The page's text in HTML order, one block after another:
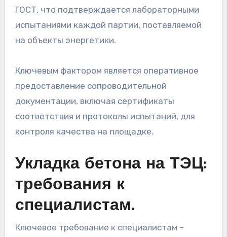
ГОСТ, что подтверждается лабораторными
испытаниями каждой партии, поставляемой
на объекты энергетики.
Ключевым фактором является оперативное
предоставление сопроводительной
документации, включая сертификаты
соответствия и протоколы испытаний, для
контроля качества на площадке.
Укладка бетона на ТЭЦ:
требования к
специалистам.
Ключевое требование к специалистам –